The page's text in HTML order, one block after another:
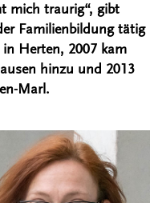
mich traurig“, gibt
Familienbildung tätig
Herten, 2007 kam
hinzu und 2013
Marl.